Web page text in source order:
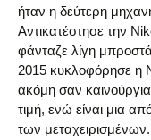
ήταν η δεύτερη
Αντικατέστησε την
φάνταζε λίγη
2015 κυκλοφόρησε η
ακόμη σαν
τιμή, ενώ είναι μια
των